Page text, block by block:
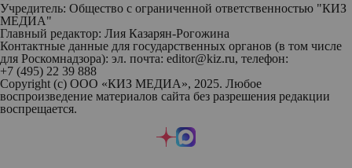
Учредитель: Общество с ограниченной ответственностью "КИЗ
МЕДИА"
Главный редактор: Лия Казарян-Рогожина
Контактные данные для государственных органов (в том числе
для Роскомнадзора): эл. почта: editor@kiz.ru, телефон:
+7 (495) 22 39 888
Copyright (с) ООО «КИЗ МЕДИА», 2025. Любое
воспроизведение материалов сайта без разрешения редакции
воспрещается.